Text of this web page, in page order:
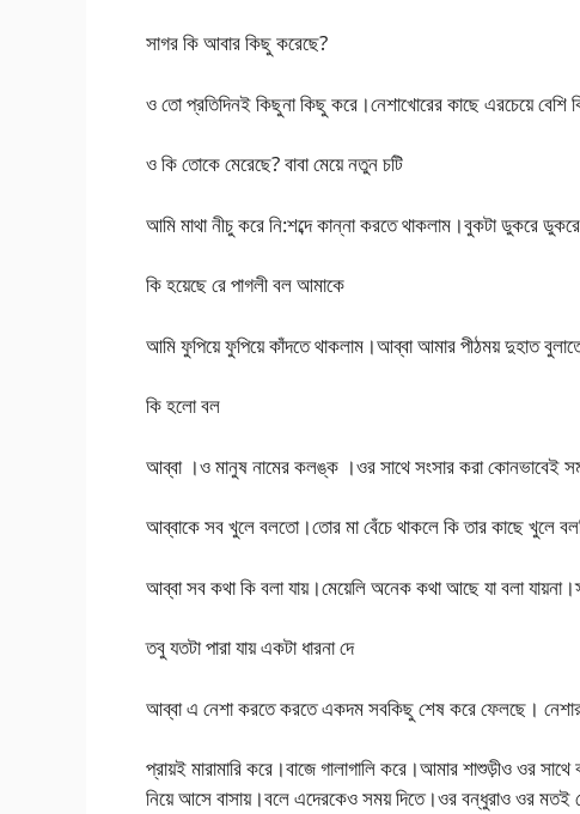
সাগর কি আবার কিছু করেছে?
ও তো প্রতিদিনই কিছুনা কিছু করে।নেশাখোরের কাছে এরচেয়ে
ও কি তোকে মেরেছে? বাবা মেয়ে নতুন চটি
আমি মাথা নীচু করে নি:শব্দে কান্না করতে থাকলাম।বুকটা ডুকরে
কি হয়েছে রে পাগলী বল আমাকে
আমি ফুপিয়ে ফুপিয়ে কাঁদতে থাকলাম।আব্বা আমার পীঠময়
কি হলো বল
আব্বা ।ও মানুষ নামের কলঙ্ক ।ওর সাথে সংসার করা কোনভাবেই
আব্বাকে সব খুলে বলতো।তোর মা বেঁচে থাকলে কি তার কাছে খুলে
আব্বা সব কথা কি বলা যায়।মেয়েলি অনেক কথা আছে যা বলা
তবু যতটা পারা যায় একটা ধারনা দে
আব্বা এ নেশা করতে করতে একদম সবকিছু শেষ করে ফেলছে।
প্রায়ই মারামারি করে।বাজে গালাগালি করে।আমার শাশুড়ীও ওর
নিয়ে আসে বাসায়।বলে এদেরকেও সময় দিতে।ওর বন্ধুরাও ওর